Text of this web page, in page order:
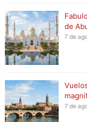
de
7 de
7 de